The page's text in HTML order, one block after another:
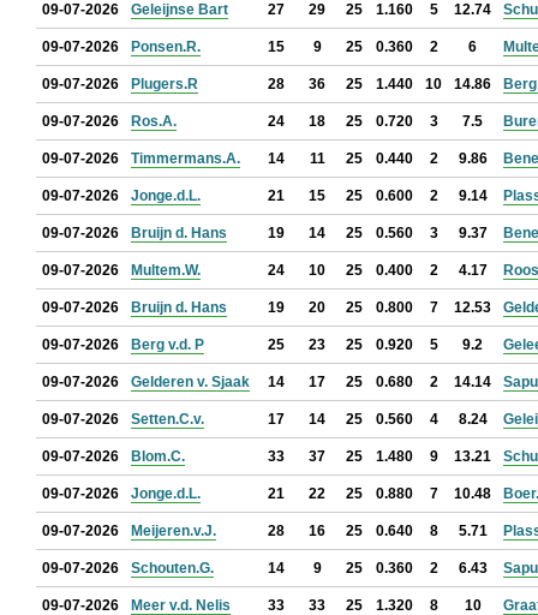
09-07-2026 Geleijnse Bart 27 29 25 1.160 5 12.74
09-07-2026 Ponsen.R. 15 9 25 0.360 2 6
09-07-2026 Plugers.R 28 36 25 1.440 10 14.86
09-07-2026 Ros.A. 24 18 25 0.720 3 7.5
09-07-2026 Timmermans.A. 14 11 25 0.440 2 9.86
09-07-2026 Jonge.d.L. 21 15 25 0.600 2 9.14
09-07-2026 Bruijn d. Hans 19 14 25 0.560 3 9.37
09-07-2026 Multem.W. 24 10 25 0.400 2 4.17
09-07-2026 Bruijn d. Hans 19 20 25 0.800 7 12.53
09-07-2026 Berg v.d. P 25 23 25 0.920 5 9.2
09-07-2026 Gelderen v. Sjaak 14 17 25 0.680 2 14.14
09-07-2026 Setten.C.v. 17 14 25 0.560 4 8.24
09-07-2026 Blom.C. 33 37 25 1.480 9 13.21
09-07-2026 Jonge.d.L. 21 22 25 0.880 7 10.48
09-07-2026 Meijeren.v.J. 28 16 25 0.640 8 5.71
09-07-2026 Schouten.G. 14 9 25 0.360 2 6.43
09-07-2026 Meer v.d. Nelis 33 33 25 1.320 8 10